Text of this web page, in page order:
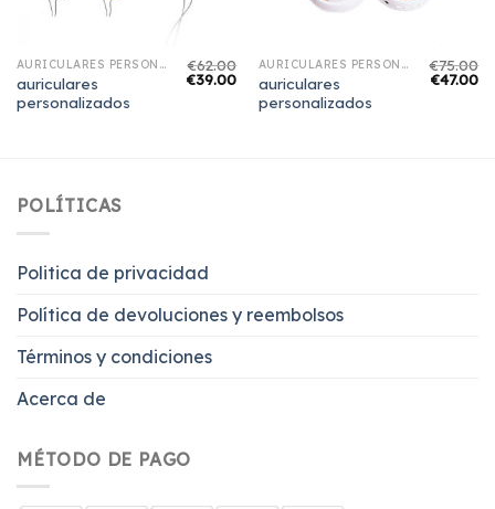
AURICULARES PERSONALIZADOS
auriculares
personalizados
€62.00
€39.00
AURICULARES PERSONALIZADOS
auriculares
personalizados
€75.00
€47.00
POLÍTICAS
Politica de privacidad
Política de devoluciones y reembolsos
Términos y condiciones
Acerca de
MÉTODO DE PAGO